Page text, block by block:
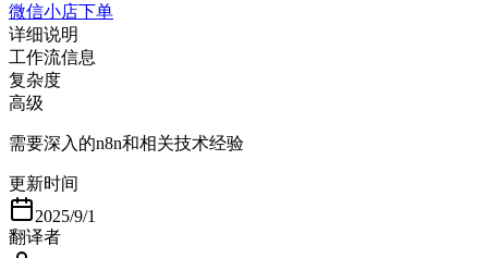
微信小店下单
详细说明
工作流信息
复杂度
高级
需要深入的n8n和相关技术经验
更新时间
2025/9/1
翻译者